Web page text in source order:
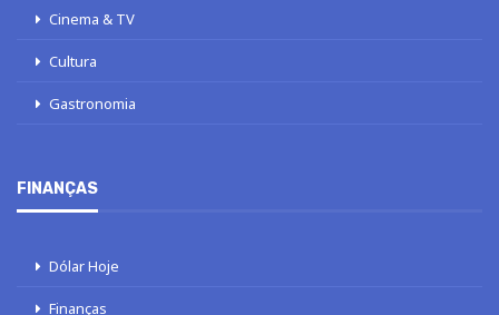
Cinema & TV
Cultura
Gastronomia
FINANÇAS
Dólar Hoje
Finanças